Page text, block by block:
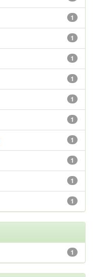
1
1
1
1
1
1
1
1
1
1
1